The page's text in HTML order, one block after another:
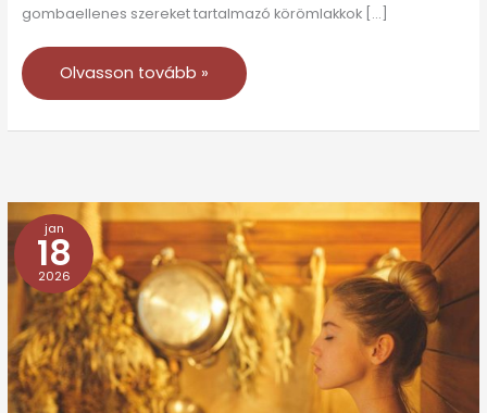
gombaellenes szereket tartalmazó körömlakkok […]
Olvasson tovább »
jan
18
2026
Milyen
gyakran
érdemes
kontaktlencsét
viselni?